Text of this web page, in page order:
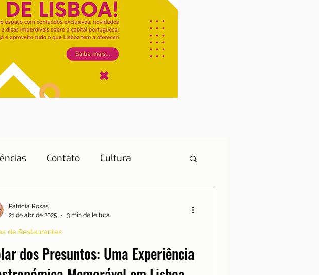
Contato Cultura
dos Presuntos: Uma Experiência
de Restaurantes
Patrícia Rosas
21 de abr. de 2025
3 min de leitura